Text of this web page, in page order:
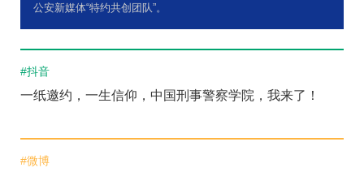
公安新媒体“特约共创团队”。
#抖音
一纸邀约，一生信仰，中国刑事警察学院，我来了！
#微博